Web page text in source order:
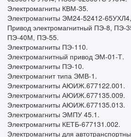
Электромагниты КВМ-35.
Электромагниты ЭМ24-52412-
Привод электромагнитный ПЭ-8,
ПЭ-40М, ПЭ-55.
Электромагниты ПЭ-110.
Электромагнитный привод ЭМ-01-Т.
Электромагниты ПЭ-10.
Электромагнит типа ЭМВ-1.
Электромагниты АЮИЖ.677122.001.
Электромагниты АЮИЖ.677135.009.
Электромагниты АЮИЖ.677135.013.
Электромагниты ЭМПУ 45.1.
Электромагниты КЕТБ-677131.002.
Электромагниты для